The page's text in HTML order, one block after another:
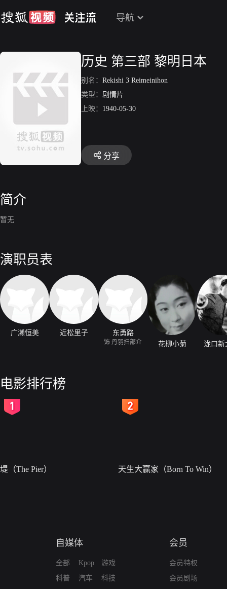
导航
历史 第三部 黎明日本
别名： Rekishi 3 Reimeinihon
类型： 剧情片
上映： 1940-05-30
分享
简介
暂无
演职员表
广濑恒美 近松里子 东勇路
饰 丹羽扫部介 花柳小菊 泷口新
电影排行榜
堤（The Pier） 天生大赢家（Born To Win）
自媒体
全部
科普
Kpop
汽车
游戏
科技
会员
会员特权
会员剧场